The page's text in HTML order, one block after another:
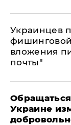
Украинцев
фишинговой
вложения
почты"
Украине